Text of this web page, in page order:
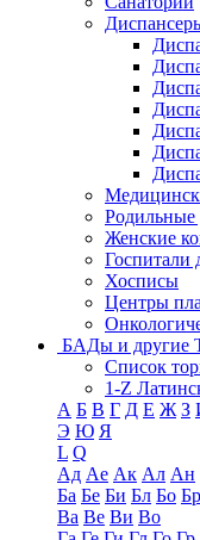
Родильные
Женские
Госпитали
Хосписы
Центры
БАДы и другие
Список
1-Z
А Б В Г Д Е Ж З
Э Ю Я
L Q
Ад Ае Ак Ал Ан
Ба Бе Би Бл Бо Бр
Ва Ве Ви Во